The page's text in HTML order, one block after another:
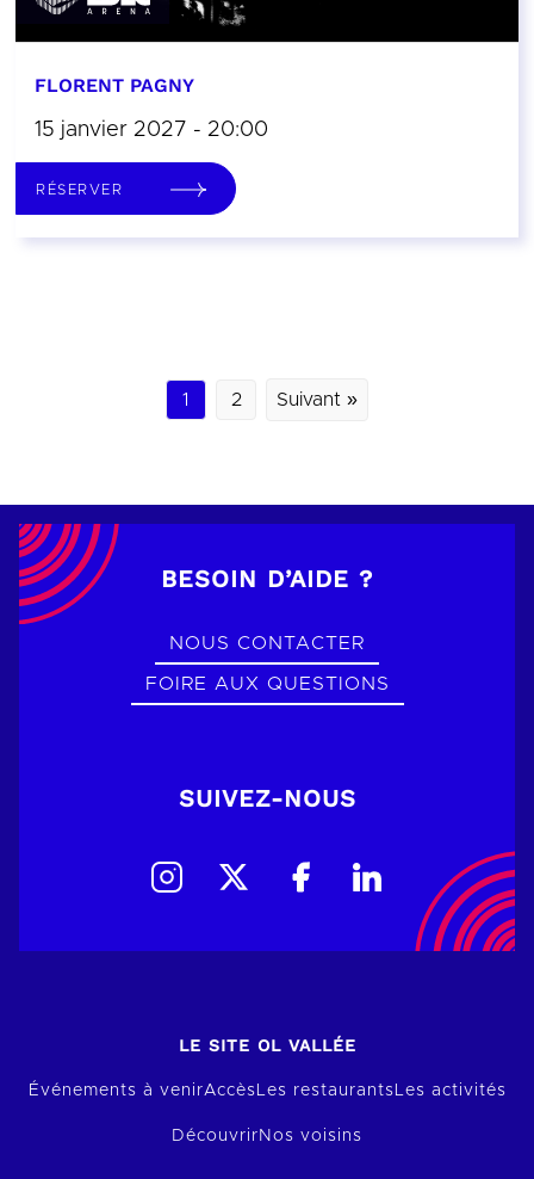
FLORENT PAGNY
15 janvier 2027 - 20:00
RÉSERVER
1 2 Suivant »
BESOIN D’AIDE ?
NOUS CONTACTER
FOIRE AUX QUESTIONS
SUIVEZ-NOUS
LE SITE OL VALLÉE
Événements à venirAccèsLes restaurantsLes activités
Découvrir Nos voisins